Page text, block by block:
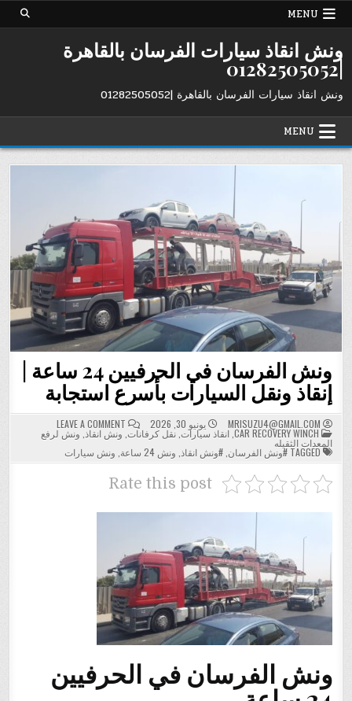
Skip
MENU
ونش انقاذ سيارات الفرسان بالقاهرة
|01282505052
ونش انقاذ سيارات الفرسان بالقاهرة |01282505052
MENU
ونش الفرسان في الحرفيين 24 ساعة |
إنقاذ ونقل السيارات بأسرع استجابة
MRISUZU4@GMAIL.COM يونيو 30, 2026 LEAVE A COMMENT
ON
ونش
الفرسان
الحرفيين
POSTED
IN
CAR RECOVERY WINCH
,انقاذ سيارات,نقل كرفانات, ونش انقاذ, ونش لرفع
المعدات الثقيله
#ونش الفرسان,#ونش انقاذ, ونش 24 ساعة , ونش سيارات
Rate this post
ونش الفرسان في الحرفيين